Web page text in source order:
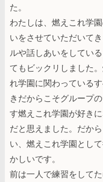
た。
わたしは、燃えこれ学
いをさせていただいて
ルや話しあいをしてい
てもビックリしました
れ学園に関わっている
きだからこそグループ
す燃えこれ学園が好き
だと思えました。だか
い、燃えこれ学園とし
かしいです。
前は一人で練習をして